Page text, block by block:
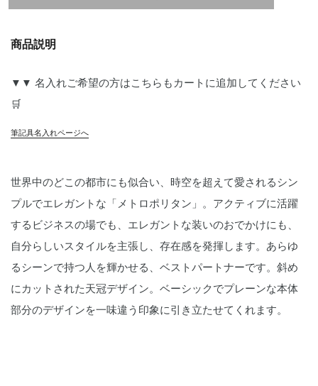
商品説明
▼▼ 名入れご希望の方はこちらもカートに追加してください
🛒
筆記具名入れページへ
世界中のどこの都市にも似合い、時空を超えて愛されるシン
プルでエレガントな「メトロポリタン」。アクティブに活躍
するビジネスの場でも、エレガントな装いのおでかけにも、
自分らしいスタイルを主張し、存在感を発揮します。あらゆ
るシーンで持つ人を輝かせる、ベストパートナーです。斜め
にカットされた天冠デザイン。ベーシックでプレーンな本体
部分のデザインを一味違う印象に引き立たせてくれます。